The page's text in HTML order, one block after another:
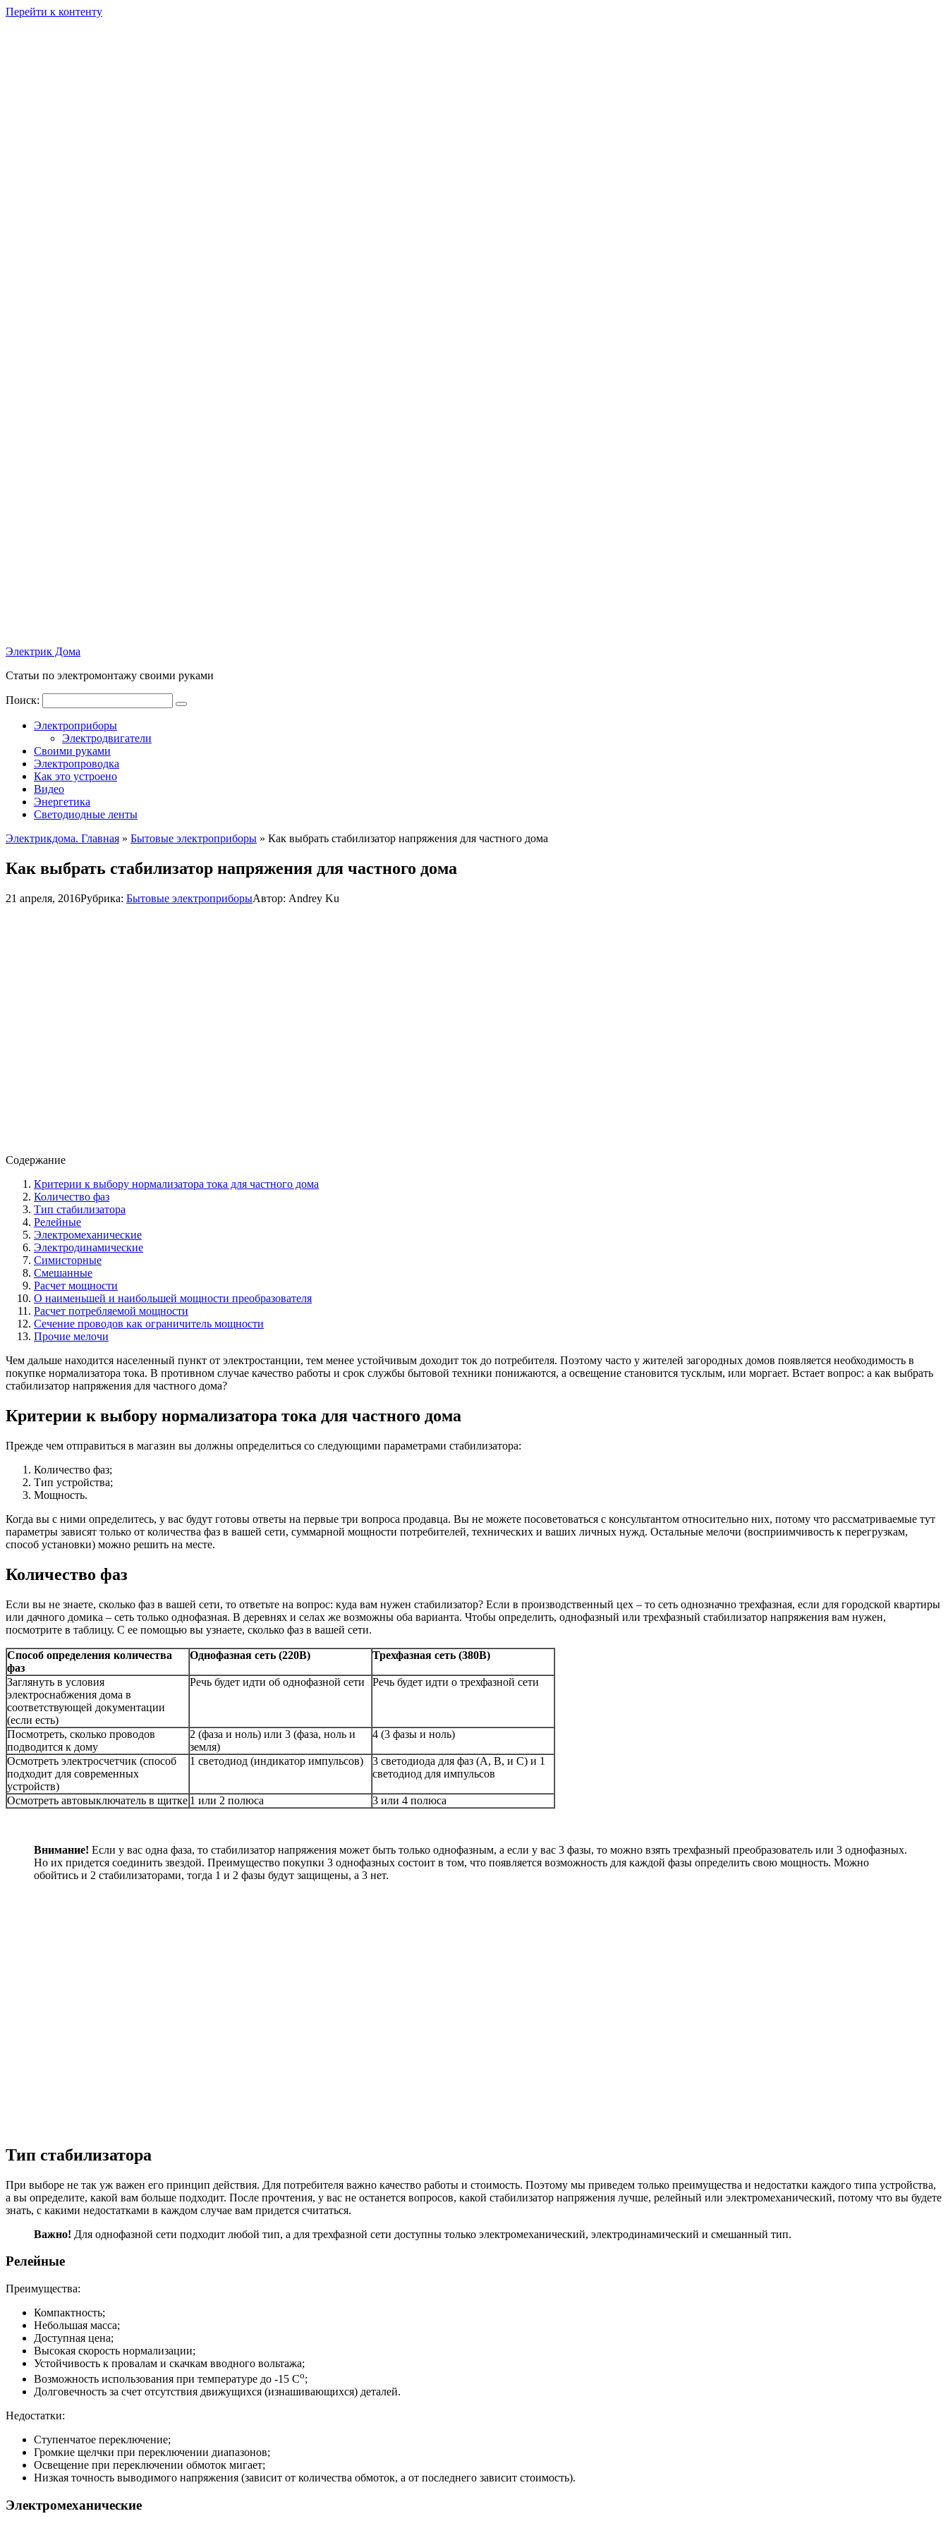
Перейти к контенту
Электрик Дома
Статьи по электромонтажу своими руками
Поиск:
Электроприборы
Электродвигатели
Своими руками
Электропроводка
Как это устроено
Видео
Энергетика
Светодиодные ленты
Электрикдома. Главная » Бытовые электроприборы » Как выбрать стабилизатор напряжения для частного дома
Как выбрать стабилизатор напряжения для частного дома
21 апреля, 2016Рубрика: Бытовые электроприборыАвтор: Andrey Ku
Содержание
Критерии к выбору нормализатора тока для частного дома
Количество фаз
Тип стабилизатора
Релейные
Электромеханические
Электродинамические
Симисторные
Смешанные
Расчет мощности
О наименьшей и наибольшей мощности преобразователя
Расчет потребляемой мощности
Сечение проводов как ограничитель мощности
Прочие мелочи
Чем дальше находится населенный пункт от электростанции, тем менее устойчивым доходит ток до потребителя. Поэтому часто у жителей загородных домов появляется необходимость в
покупке нормализатора тока. В противном случае качество работы и срок службы бытовой техники понижаются, а освещение становится тусклым, или моргает. Встает вопрос: а как выбрать
стабилизатор напряжения для частного дома?
Критерии к выбору нормализатора тока для частного дома
Прежде чем отправиться в магазин вы должны определиться со следующими параметрами стабилизатора:
Количество фаз;
Тип устройства;
Мощность.
Когда вы с ними определитесь, у вас будут готовы ответы на первые три вопроса продавца. Вы не можете посоветоваться с консультантом относительно них, потому что рассматриваемые тут
параметры зависят только от количества фаз в вашей сети, суммарной мощности потребителей, технических и ваших личных нужд. Остальные мелочи (восприимчивость к перегрузкам,
способ установки) можно решить на месте.
Количество фаз
Если вы не знаете, сколько фаз в вашей сети, то ответьте на вопрос: куда вам нужен стабилизатор? Если в производственный цех – то сеть однозначно трехфазная, если для городской квартиры
или дачного домика – сеть только однофазная. В деревнях и селах же возможны оба варианта. Чтобы определить, однофазный или трехфазный стабилизатор напряжения вам нужен,
посмотрите в таблицу. С ее помощью вы узнаете, сколько фаз в вашей сети.
Способ определения количества
фаз
Однофазная сеть (220В) Трехфазная сеть (380В)
Заглянуть в условия
электроснабжения дома в
соответствующей документации
(если есть)
Речь будет идти об однофазной сети Речь будет идти о трехфазной сети
Посмотреть, сколько проводов
подводится к дому
2 (фаза и ноль) или 3 (фаза, ноль и
земля)
4 (3 фазы и ноль)
Осмотреть электросчетчик (способ
подходит для современных
устройств)
1 светодиод (индикатор импульсов)
3 светодиода для фаз (A, B, и C) и 1
светодиод для импульсов
Осмотреть автовыключатель в щитке 1 или 2 полюса 3 или 4 полюса
Внимание! Если у вас одна фаза, то стабилизатор напряжения может быть только однофазным, а если у вас 3 фазы, то можно взять трехфазный преобразователь или 3 однофазных.
Но их придется соединить звездой. Преимущество покупки 3 однофазных состоит в том, что появляется возможность для каждой фазы определить свою мощность. Можно
обойтись и 2 стабилизаторами, тогда 1 и 2 фазы будут защищены, а 3 нет.
Тип стабилизатора
При выборе не так уж важен его принцип действия. Для потребителя важно качество работы и стоимость. Поэтому мы приведем только преимущества и недостатки каждого типа устройства,
а вы определите, какой вам больше подходит. После прочтения, у вас не останется вопросов, какой стабилизатор напряжения лучше, релейный или электромеханический, потому что вы будете
знать, с какими недостатками в каждом случае вам придется считаться.
Важно! Для однофазной сети подходит любой тип, а для трехфазной сети доступны только электромеханический, электродинамический и смешанный тип.
Релейные
Преимущества:
Компактность;
Небольшая масса;
Доступная цена;
Высокая скорость нормализации;
Устойчивость к провалам и скачкам вводного вольтажа;
Возможность использования при температуре до -15 Со;
Долговечность за счет отсутствия движущихся (изнашивающихся) деталей.
Недостатки:
Ступенчатое переключение;
Громкие щелчки при переключении диапазонов;
Освещение при переключении обмоток мигает;
Низкая точность выводимого напряжения (зависит от количества обмоток, а от последнего зависит стоимость).
Электромеханические